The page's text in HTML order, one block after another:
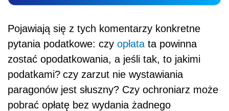
Pojawiają się z tych komentarzy konkretne
pytania podatkowe: czy opłata ta powinna
zostać opodatkowania, a jeśli tak, to jakimi
podatkami? czy zarzut nie wystawiania
paragonów jest słuszny? Czy ochroniarz może
pobrać opłatę bez wydania żadnego